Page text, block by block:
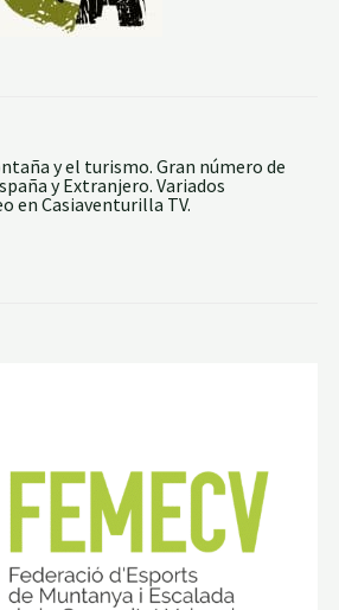
y el turismo. Gran número de
y Extranjero. Variados
en Casiaventurilla TV.